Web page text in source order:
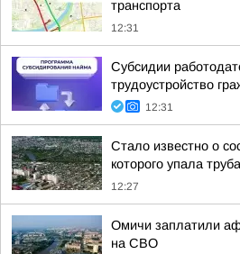
транспорта
12:31
Субсидии
трудоустройство
12:31
Стало известно о
которого упала
12:27
Омичи заплатили
на СВО